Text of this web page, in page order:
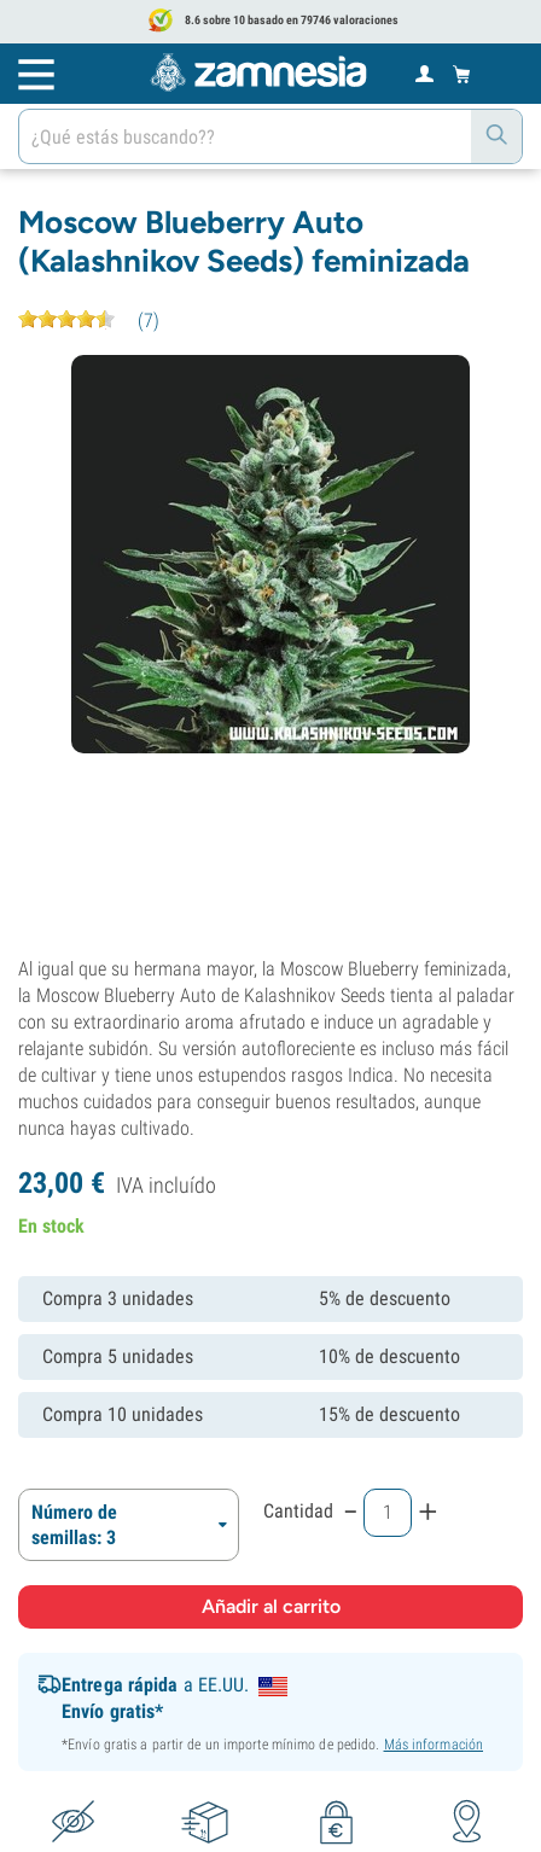
8.6 sobre 10 basado en 79746 valoraciones
Moscow Blueberry Auto
(Kalashnikov Seeds) feminizada
(7)
Al igual que su hermana mayor, la Moscow Blueberry feminizada,
la Moscow Blueberry Auto de Kalashnikov Seeds tienta al paladar
con su extraordinario aroma afrutado e induce un agradable y
relajante subidón. Su versión autofloreciente es incluso más fácil
de cultivar y tiene unos estupendos rasgos Indica. No necesita
muchos cuidados para conseguir buenos resultados, aunque
nunca hayas cultivado.
23,00 € IVA incluído
En stock
Compra 3 unidades 5% de descuento
Compra 5 unidades 10% de descuento
Compra 10 unidades 15% de descuento
Número de
semillas: 3
Cantidad - +
Entrega rápida a EE.UU.
Envío gratis*
*Envío gratis a partir de un importe mínimo de pedido. Más información